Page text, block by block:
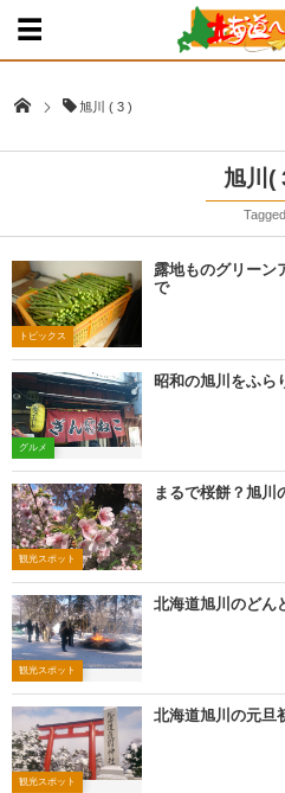
旭川 ( 3 )
旭川(
Tagged
トピックス
露地ものグリーン
で
グルメ
昭和の旭川をふら
観光スポット
まるで桜餅？旭川
観光スポット
北海道旭川のどん
観光スポット
北海道旭川の元旦